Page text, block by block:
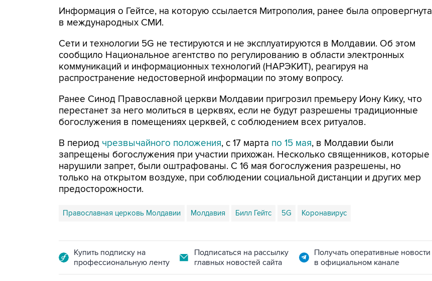
Информация о Гейтсе, на которую ссылается Митрополия, ранее была опровергнута
в международных СМИ.
Сети и технологии 5G не тестируются и не эксплуатируются в Молдавии. Об этом
сообщило Национальное агентство по регулированию в области электронных
коммуникаций и информационных технологий (НАРЭКИТ), реагируя на
распространение недостоверной информации по этому вопросу.
Ранее Синод Православной церкви Молдавии пригрозил премьеру Иону Кику, что
перестанет за него молиться в церквях, если не будут разрешены традиционные
богослужения в помещениях церквей, с соблюдением всех ритуалов.
В период чрезвычайного положения, с 17 марта по 15 мая, в Молдавии были
запрещены богослужения при участии прихожан. Несколько священников, которые
нарушили запрет, были оштрафованы. С 16 мая богослужения разрешены, но
только на открытом воздухе, при соблюдении социальной дистанции и других мер
предосторожности.
Православная церковь Молдавии Молдавия Билл Гейтс 5G Коронавирус
Купить подписку на
профессиональную ленту
Подписаться на рассылку
главных новостей сайта
Получать оперативные новости
в официальном канале